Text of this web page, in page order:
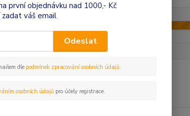
první objednávku nad 1000,- Kč
zadat váš email
Odeslat
dle podmínek zpracování osobních údajů.
osobních údajůpro účely registrace.